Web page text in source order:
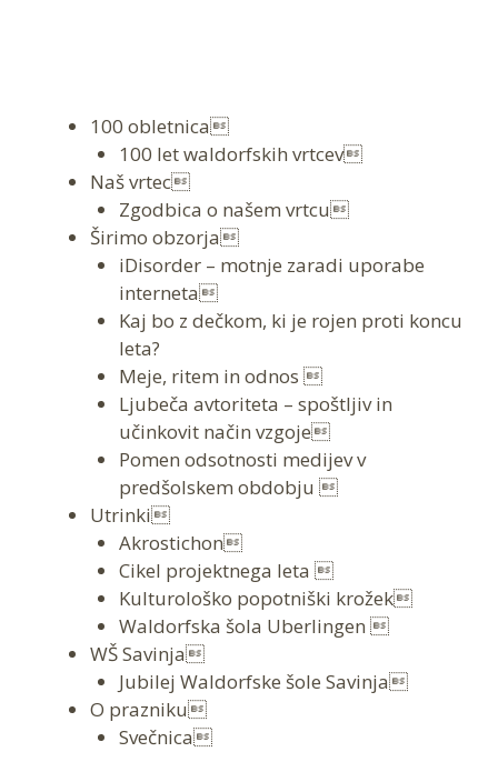
100 obletnica
100 let waldorfskih vrtcev
Naš vrtec
Zgodbica o našem vrtcu
Širimo obzorja
iDisorder – motnje zaradi uporabe
interneta
Kaj bo z dečkom, ki je rojen proti koncu
leta?
Meje, ritem in odnos 
Ljubeča avtoriteta – spoštljiv in
učinkovit način vzgoje
Pomen odsotnosti medijev v
predšolskem obdobju 
Utrinki
Akrostichon
Cikel projektnega leta 
Kulturološko popotniški krožek
Waldorfska šola Uberlingen 
WŠ Savinja
Jubilej Waldorfske šole Savinja
O prazniku
Svečnica